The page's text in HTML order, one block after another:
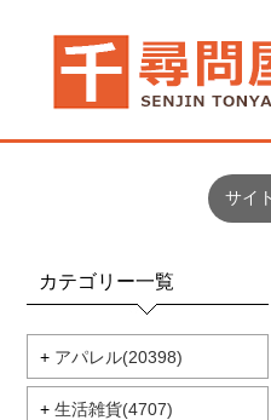
カテゴリー一覧
+ アパレル(20398)
+ 生活雑貨(4707)